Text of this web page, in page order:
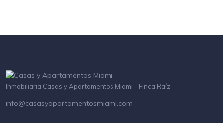
Inmobiliaria Casas y Apartamentos Miami - Finca Raíz
info@casasyapartamentosmiami.com